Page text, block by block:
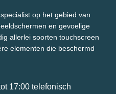
op het gebied van
en gevoelige
allerlei soorten touchscreen
elementen die beschermd
17:00 telefonisch